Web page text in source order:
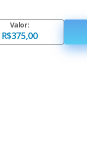
Valor:
R$375,00